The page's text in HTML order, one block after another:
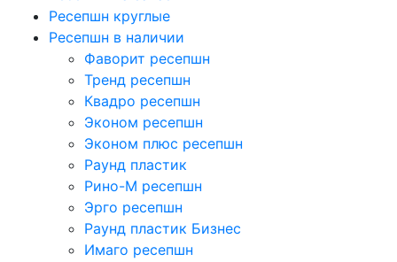
Ресепшн круглые
Ресепшн в наличии
Фаворит ресепшн
Тренд ресепшн
Квадро ресепшн
Эконом ресепшн
Эконом плюс ресепшн
Раунд пластик
Рино-М ресепшн
Эрго ресепшн
Раунд пластик Бизнес
Имаго ресепшн